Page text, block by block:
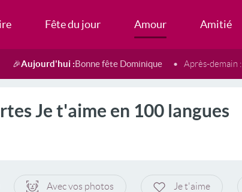
Fête du jour Amour Amitié
🎉Aujourd'hui :Bonne fête Dominique Après-demain :
Je t'aime en 100 langues
Avec vos photos Je t'aime